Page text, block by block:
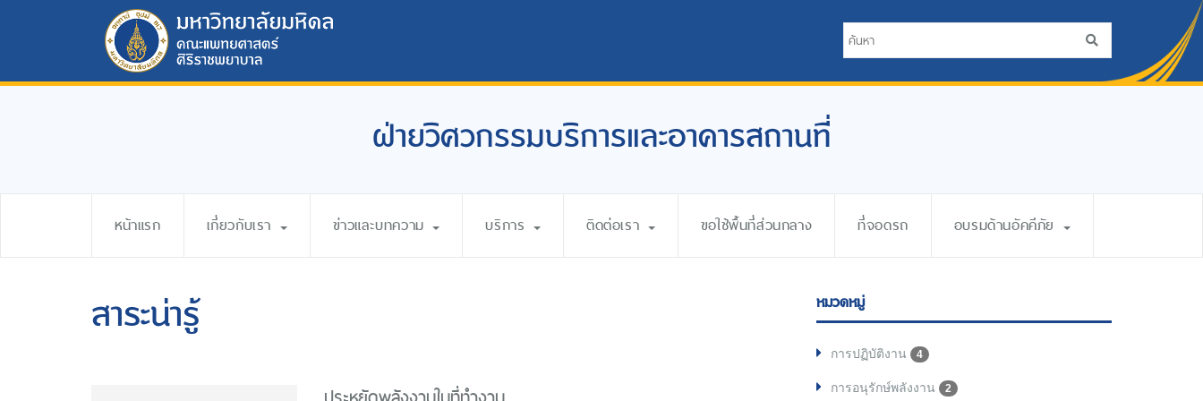
ฝ่ายวิศวกรรมบริการและอาคารสถานที่
หน้าแรก เกี่ยวกับเรา ข่าวและบทความ บริการ ติดต่อเรา ขอใช้พื้นที่ส่วนกลาง ที่จอดรถ อบรมด้านอัคคีภัย
สาระน่ารู้ หมวดหมู่
การปฏิบัติงาน 4
การอนุรักษ์พลังงาน 2